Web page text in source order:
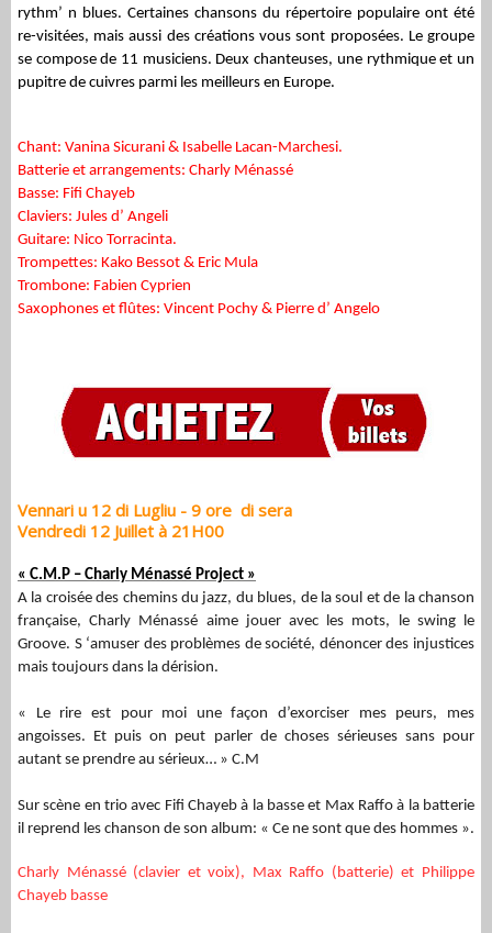
rythm’ n blues. Certaines chansons du répertoire populaire ont été
re-visitées, mais aussi des créations vous sont proposées. Le groupe
se compose de 11 musiciens. Deux chanteuses, une rythmique et un
pupitre de cuivres parmi les meilleurs en Europe.
Chant: Vanina Sicurani & Isabelle Lacan-Marchesi.
Batterie et arrangements: Charly Ménassé
Basse: Fifi Chayeb
Claviers: Jules d’ Angeli
Guitare: Nico Torracinta.
Trompettes: Kako Bessot & Eric Mula
Trombone: Fabien Cyprien
Saxophones et flûtes: Vincent Pochy & Pierre d’ Angelo
Vennari u 12 di Lugliu - 9 ore di sera
Vendredi 12 Juillet à 21H00
« C.M.P – Charly Ménassé Project »
A la croisée des chemins du jazz, du blues, de la soul et de la chanson
française, Charly Ménassé aime jouer avec les mots, le swing le
Groove. S ‘amuser des problèmes de société, dénoncer des injustices
mais toujours dans la dérision.
« Le rire est pour moi une façon d’exorciser mes peurs, mes
angoisses. Et puis on peut parler de choses sérieuses sans pour
autant se prendre au sérieux… » C.M
Sur scène en trio avec Fifi Chayeb à la basse et Max Raffo à la batterie
il reprend les chanson de son album: « Ce ne sont que des hommes ».
Charly Ménassé (clavier et voix), Max Raffo (batterie) et Philippe
Chayeb basse